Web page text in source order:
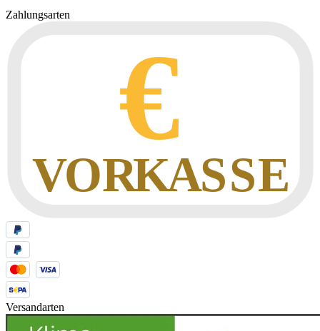
Zahlungsarten
Versandarten